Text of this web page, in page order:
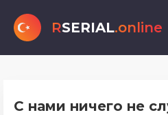
RSERIAL.online
С нами ничего не